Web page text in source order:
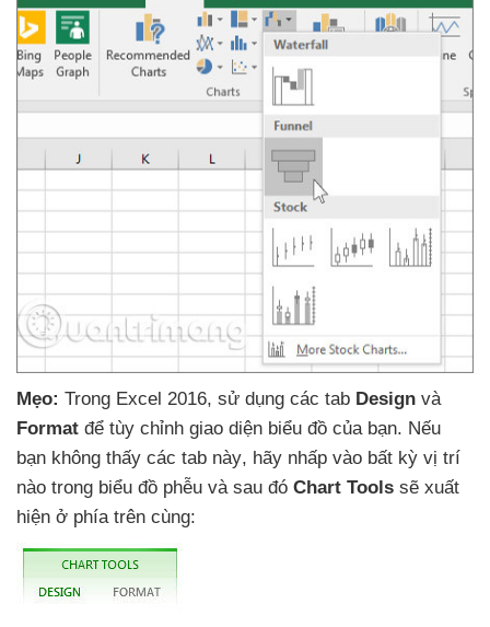
Mẹo: Trong Excel 2016, sử dụng các tab Design và
Format để tùy chỉnh giao diện biểu đồ của bạn. Nếu
bạn không thấy các tab này, hãy nhấp vào bất kỳ vị trí
nào trong biểu đồ phễu và sau đó Chart Tools sẽ xuất
hiện ở phía trên cùng: